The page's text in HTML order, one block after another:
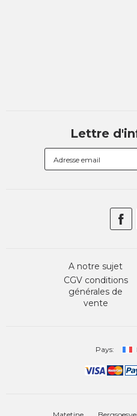
Lettre
A notre sujet
CGV conditions
générales de
vente
Pays: